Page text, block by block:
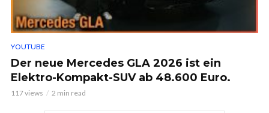
YOUTUBE
Der neue Mercedes GLA 2026 ist ein
Elektro-Kompakt-SUV ab 48.600 Euro.
117 views 2 min read